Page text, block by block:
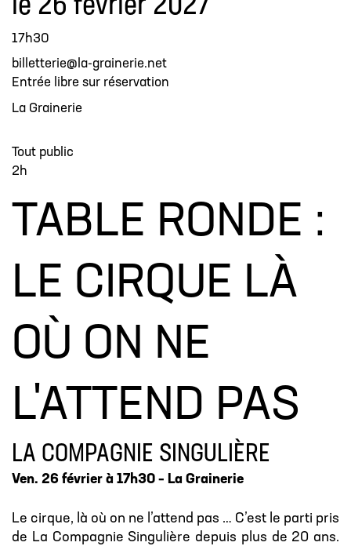
le 26 février 2027
17h30
billetterie@la-grainerie.net
Entrée libre sur réservation
La Grainerie
Tout public
2h
TABLE RONDE :
LE CIRQUE LÀ
OÙ ON NE
L'ATTEND PAS
LA COMPAGNIE SINGULIÈRE
Ven. 26 février à 17h30 – La Grainerie
Le cirque, là où on ne l’attend pas … C’est le parti pris
de La Compagnie Singulière depuis plus de 20 ans.